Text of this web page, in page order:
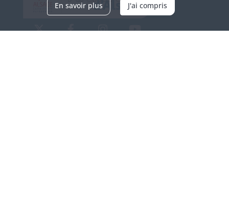
En savoir plus J'ai compris